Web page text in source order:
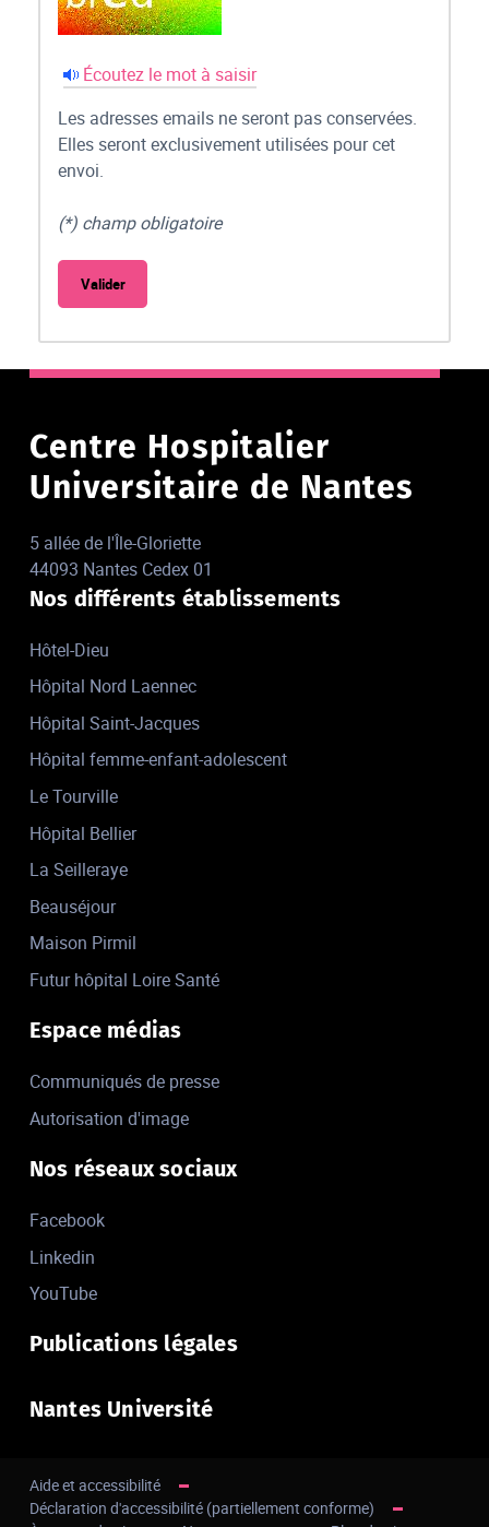
Écoutez le mot à saisir
Les adresses emails ne seront pas conservées.
Elles seront exclusivement utilisées pour cet
envoi.
(*) champ obligatoire
Centre Hospitalier
Universitaire de Nantes
5 allée de l'Île-Gloriette
44093 Nantes Cedex 01
Nos différents établissements
Hôtel-Dieu
Hôpital Nord Laennec
Hôpital Saint-Jacques
Hôpital femme-enfant-adolescent
Le Tourville
Hôpital Bellier
La Seilleraye
Beauséjour
Maison Pirmil
Futur hôpital Loire Santé
Espace médias
Communiqués de presse
Autorisation d'image
Nos réseaux sociaux
Facebook
Linkedin
YouTube
Publications légales
Nantes Université
Aide et accessibilité
Déclaration d'accessibilité (partiellement conforme)